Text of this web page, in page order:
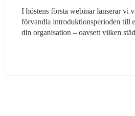
I höstens första webinar lanserar vi
förvandla introduktionsperioden till
din organisation – oavsett vilken